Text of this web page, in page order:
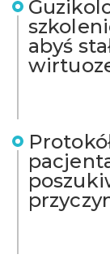
abyś